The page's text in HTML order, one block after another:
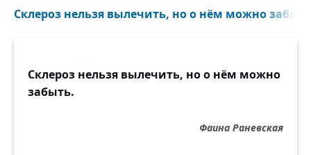
Склероз нельзя вылечить, но о нём можно
Склероз нельзя вылечить, но о нём можно
забыть.
Фаина Раневская